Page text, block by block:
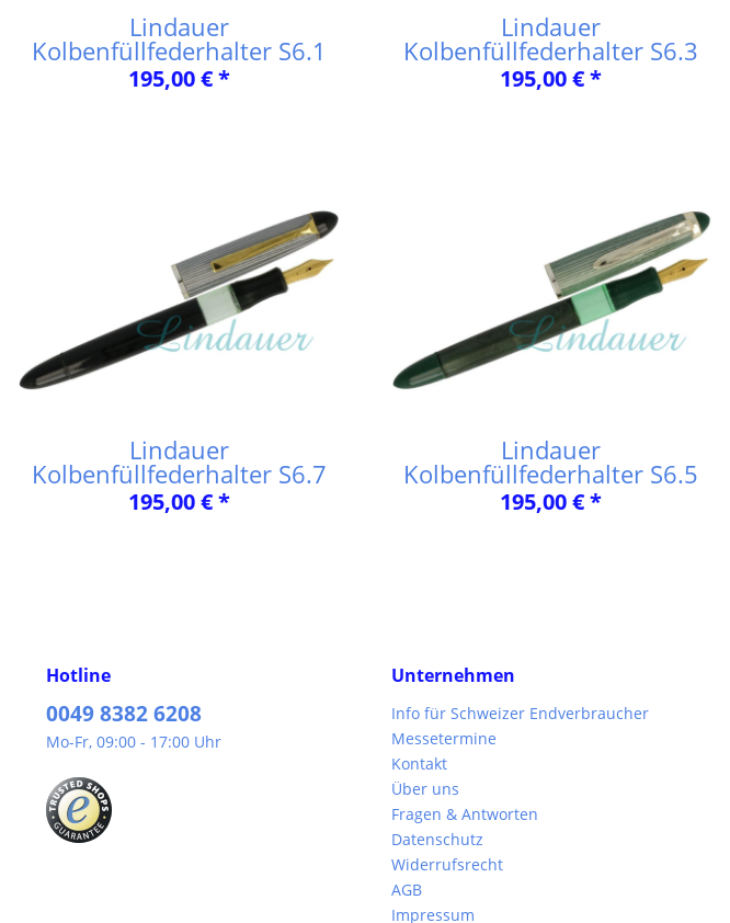
Lindauer
Kolbenfüllfederhalter S6.1
195,00 € *
Lindauer
Kolbenfüllfederhalter S6.3
195,00 € *
Lindauer
Kolbenfüllfederhalter S6.7
195,00 € *
Lindauer
Kolbenfüllfederhalter S6.5
195,00 € *
Hotline
0049 8382 6208
Mo-Fr, 09:00 - 17:00 Uhr
Unternehmen
Info für Schweizer Endverbraucher
Messetermine
Kontakt
Über uns
Fragen & Antworten
Datenschutz
Widerrufsrecht
AGB
Impressum